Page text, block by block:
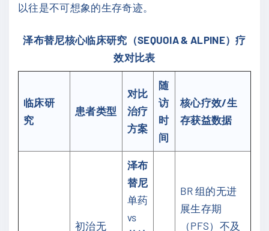
以往是不可想象的生存奇迹。
泽布替尼核心临床研究（SEQUOIA & ALPINE）疗
效对比表
临床研
究
患者类型
对比
治疗
方案
随
访
时
间
核心疗效/生
存获益数据
初治无
泽布
替尼
单药
vs
BR 组的无进
展生存期
（PFS）不及